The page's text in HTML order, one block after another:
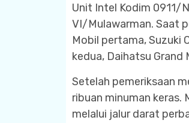
Unit Intel Kodim 0911/
VI/Mulawarman. Saat
Mobil pertama, Suzuki
kedua, Daihatsu Grand
Setelah pemeriksaan
ribuan minuman keras.
melalui jalur darat